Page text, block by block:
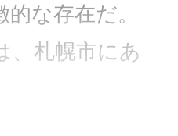
的な存在だ。
、札幌市にあ